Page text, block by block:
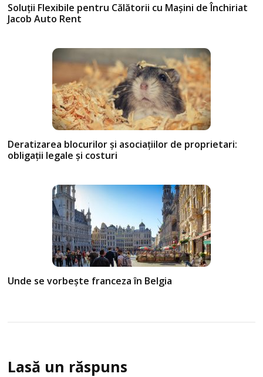
Soluții Flexibile pentru Călătorii cu Mașini de Închiriat
Jacob Auto Rent
Deratizarea blocurilor și asociațiilor de proprietari:
obligații legale și costuri
Unde se vorbește franceza în Belgia
Lasă un răspuns